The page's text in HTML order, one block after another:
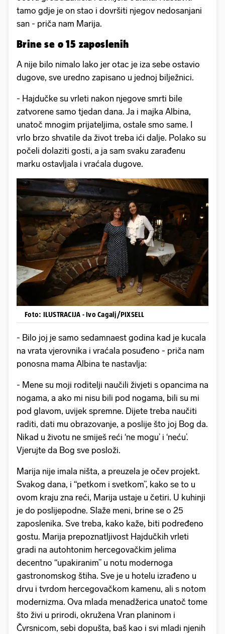
tamo gdje je on stao i dovršiti njegov nedosanjani
san - priča nam Marija.
Brine se o 15 zaposlenih
A nije bilo nimalo lako jer otac je iza sebe ostavio
dugove, sve uredno zapisano u jednoj bilježnici.
- Hajdučke su vrleti nakon njegove smrti bile
zatvorene samo tjedan dana. Ja i majka Albina,
unatoč mnogim prijateljima, ostale smo same. I
vrlo brzo shvatile da život treba ići dalje. Polako su
počeli dolaziti gosti, a ja sam svaku zarađenu
marku ostavljala i vraćala dugove.
Foto: ILUSTRACIJA - Ivo Cagalj/PIXSELL
- Bilo joj je samo sedamnaest godina kad je kucala
na vrata vjerovnika i vraćala posuđeno - priča nam
ponosna mama Albina te nastavlja:
- Mene su moji roditelji naučili živjeti s opancima na
nogama, a ako mi nisu bili pod nogama, bili su mi
pod glavom, uvijek spremne. Dijete treba naučiti
raditi, dati mu obrazovanje, a poslije što joj Bog da.
Nikad u životu ne smiješ reći ‘ne mogu’ i ‘neću’.
Vjerujte da Bog sve posloži.
Marija nije imala ništa, a preuzela je očev projekt.
Svakog dana, i “petkom i svetkom”, kako se to u
ovom kraju zna reći, Marija ustaje u četiri. U kuhinji
je do poslijepodne. Slaže meni, brine se o 25
zaposlenika. Sve treba, kako kaže, biti podređeno
gostu. Marija prepoznatljivost Hajdučkih vrleti
gradi na autohtonim hercegovačkim jelima
decentno “upakiranim” u notu modernoga
gastronomskog štiha. Sve je u hotelu izrađeno u
drvu i tvrdom hercegovačkom kamenu, ali s notom
modernizma. Ova mlada menadžerica unatoč tome
što živi u prirodi, okružena Vran planinom i
Čvrsnicom, sebi dopušta, baš kao i svi mladi njenih